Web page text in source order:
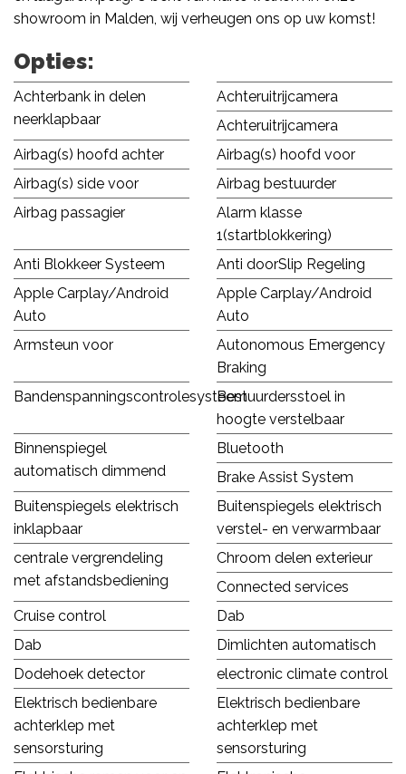
showroom in Malden, wij verheugen ons op uw komst!
Opties:
Achterbank in delen
neerklapbaar
Achteruitrijcamera
Achteruitrijcamera
Airbag(s) hoofd achter
Airbag(s) hoofd voor
Airbag(s) side voor
Airbag bestuurder
Airbag passagier
Alarm klasse
1(startblokkering)
Anti Blokkeer Systeem
Anti doorSlip Regeling
Apple Carplay/Android
Auto
Apple Carplay/Android
Auto
Armsteun voor
Autonomous Emergency
Braking
BandenspanningscontrolesysteemBestuurdersstoel in
hoogte verstelbaar
Binnenspiegel
automatisch dimmend
Bluetooth
Brake Assist System
Buitenspiegels elektrisch
inklapbaar
Buitenspiegels elektrisch
verstel- en verwarmbaar
centrale vergrendeling
met afstandsbediening
Chroom delen exterieur
Connected services
Cruise control
Dab
Dab
Dimlichten automatisch
Dodehoek detector
electronic climate control
Elektrisch bedienbare
achterklep met
sensorsturing
Elektrisch bedienbare
achterklep met
sensorsturing